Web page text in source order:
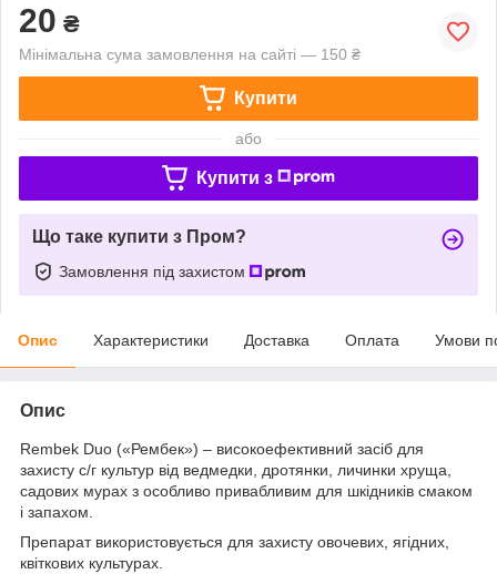
20 ₴
Мінімальна сума замовлення на сайті — 150 ₴
Купити
або
Купити з
Що таке купити з Пром?
Замовлення під захистом
Опис Характеристики Доставка Оплата Умови
Опис
Rembek Duo («Рембек») – високоефективний засіб для
захисту с/г культур від ведмедки, дротянки, личинки хруща,
садових мурах з особливо привабливим для шкідників смаком
і запахом.
Препарат використовується для захисту овочевих, ягідних,
квіткових культурах.